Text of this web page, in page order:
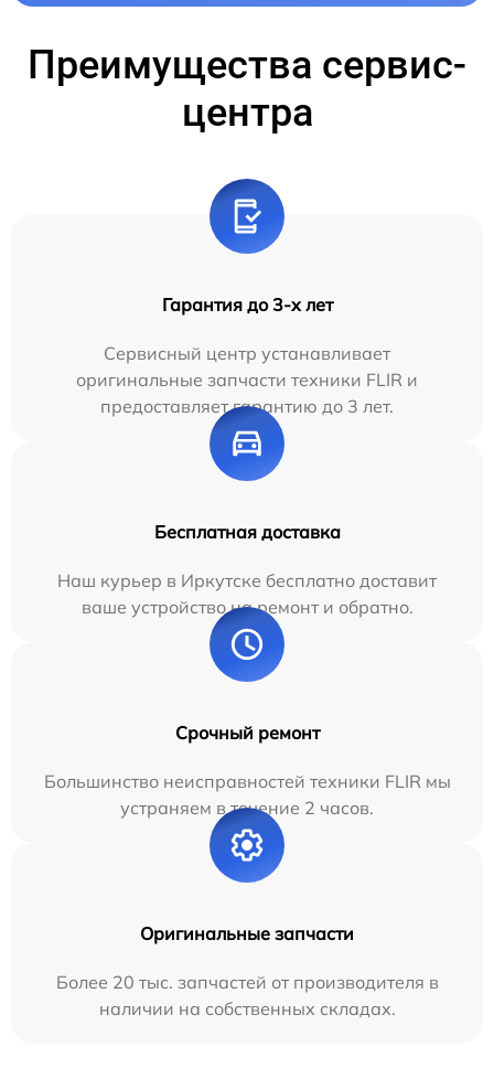
Преимущества сервис-
центра
Гарантия до 3-х лет
Сервисный центр устанавливает
оригинальные запчасти техники FLIR и
предоставляет гарантию до 3 лет.
Бесплатная доставка
Наш курьер в Иркутске бесплатно доставит
ваше устройство на ремонт и обратно.
Срочный ремонт
Большинство неисправностей техники FLIR мы
устраняем в течение 2 часов.
Оригинальные запчасти
Более 20 тыс. запчастей от производителя в
наличии на собственных складах.